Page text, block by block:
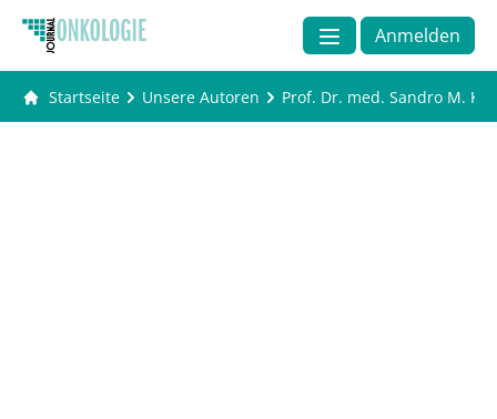
Anmelden
Startseite Unsere Autoren Prof. Dr. med. Sandro M.